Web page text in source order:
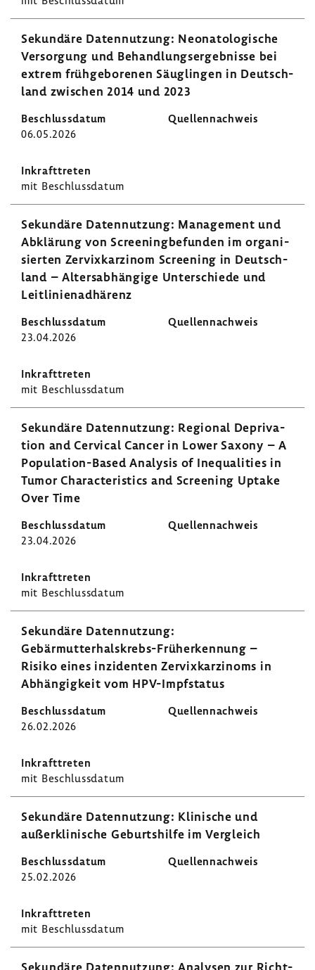
Sekun­däre Daten­nut­zung: Neona­to­lo­gi­sche
Versor­gung und Behand­lungs­er­geb­nisse bei
extrem früh­ge­bo­renen Säug­lingen in Deutsch­
land zwischen 2014 und 2023
06.05.2026
mit Beschluss­datum
Sekun­däre Daten­nut­zung: Manage­ment und
Abklä­rung von Scree­ning­be­funden im orga­ni­
sierten Zervix­kar­zinom Scree­ning in Deutsch­
land – Alters­ab­hän­gige Unter­schiede und
Leit­li­ni­en­ad­hä­renz
23.04.2026
mit Beschluss­datum
Sekun­däre Daten­nut­zung: Regional Depri­va­
tion and Cervical Cancer in Lower Saxony – A
Population-​Based Analysis of Inequa­li­ties in
Tumor Charac­te­ris­tics and Scree­ning Uptake
Over Time
23.04.2026
mit Beschluss­datum
Sekun­däre Daten­nut­zung:
Gebärmutterhalskrebs-​Früherkennung –
Risiko eines inzi­denten Zervix­kar­zi­noms in
Abhän­gig­keit vom HPV-​Impfstatus
26.02.2026
mit Beschluss­datum
Sekun­däre Daten­nut­zung: Klini­sche und
außer­kli­ni­sche Geburts­hilfe im Vergleich
25.02.2026
mit Beschluss­datum
Sekun­däre Daten­nut­zung: Analysen zur Richt­